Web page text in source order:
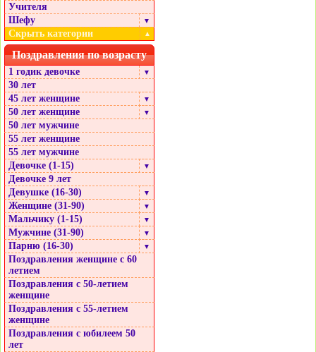
Учителя
Шефу
▼
Скрыть категории ▲
Поздравления по возрасту
1 годик девочке ▼
30 лет
45 лет женщине
▼
50 лет женщине ▼
50 лет мужчине
55 лет женщине
55 лет мужчине
Девочке (1-15)
▼
Девочке 9 лет
Девушке (16-30)
▼
Женщине (31-90) ▼
Мальчику (1-15) ▼
Мужчине (31-90) ▼
Парню (16-30) ▼
Поздравления женщине с 60
летием
Поздравления с 50-летием
женщине
Поздравления с 55-летием
женщине
Поздравления с юбилеем 50
лет